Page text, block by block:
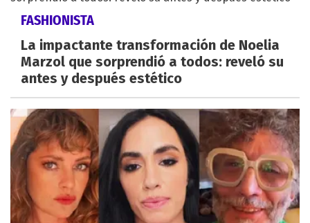
FASHIONISTA
La impactante transformación de Noelia
Marzol que sorprendió a todos: reveló su
antes y después estético